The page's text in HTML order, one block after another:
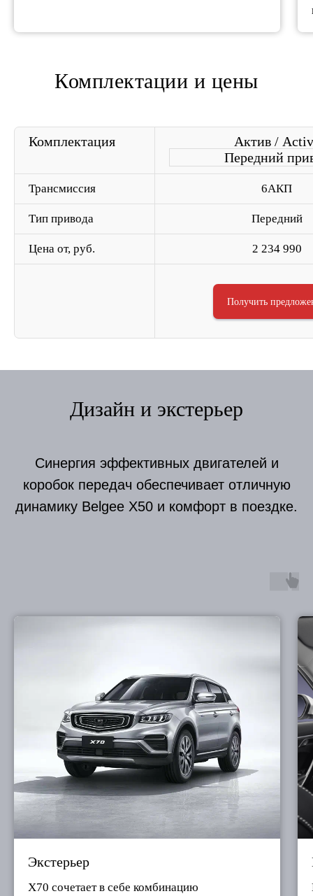
Комплектации и цены
Комплектация
Актив /
Передний
Трансмиссия 6АКП
Тип привода Передний
Цена от, руб. 2 234 990
Получить
Дизайн и экстерьер
Синергия эффективных двигателей и
коробок передач обеспечивает отличную
динамику Belgee X50 и комфорт в поездке.
Экстерьер
X70 сочетает в себе комбинацию